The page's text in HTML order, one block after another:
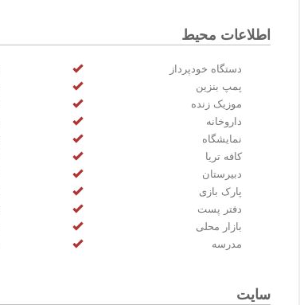
اطلاعات محیط
دستگاه خودپرداز
پمپ بنزین
موزیک زنده
داروخانه
نمایشگاه
کافه تریا
دبیرستان
پارک بازی
دفتر پست
بازار محلی
مدرسه
سایت